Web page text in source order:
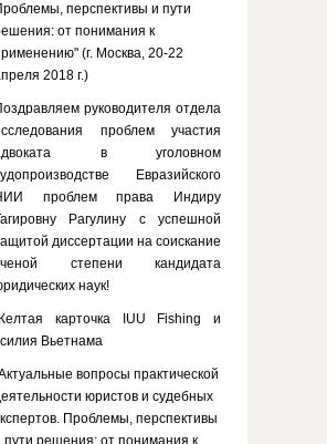
перспективы и пути
от понимания к
(г. Москва, 20-22
2018 г.)
руководителя отдела
проблем участия
в уголовном
Евразийского
проблем права Индиру
Рагулину с успешной
диссертации на соискание
степени кандидата
наук!
карточка IUU Fishing и
Вьетнама
вопросы практической
юристов и судебных
Проблемы, перспективы
пути решения: от понимания к